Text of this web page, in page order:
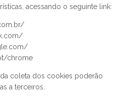
acessando o seguinte link:
chrome
coleta dos cookies poderão
a terceiros.